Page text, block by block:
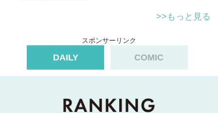
>>もっと見る
スポンサーリンク
DAILY COMIC